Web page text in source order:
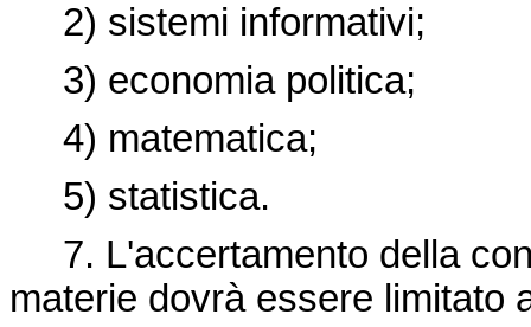
2) sistemi informativi;
3) economia politica;
4) matematica;
5) statistica.
7. L'accertamento della
materie dovrà essere limitato